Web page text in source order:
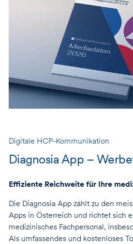
Diagnosia App –
Digitale HCP-Kommunikation
Effiziente Reichweite für Ihre
Die Diagnosia App zählt zu den
Apps in Österreich und richtet sich
medizinisches Fachpersonal,
Als umfassendes und kostenloses